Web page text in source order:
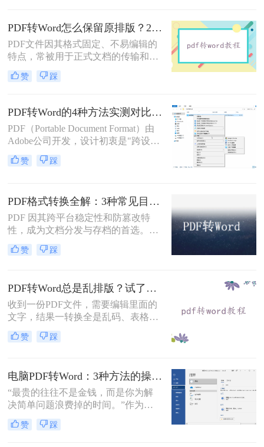
用固定坐标记录每个文字、图形的精
确位置，而Word是流式排版，内容从
上到下流动、自动换行。
PDF转Word怎么保留原排版？2种方法对比：Adobe Acrobat DC与专业转换软件实测
PDF文件因其格式固定、不易编辑的
特点，常被用于正式文档的传输和存
档。然而，当我们需要编辑PDF内容
时，将其转换为Word文档是常见需
乱，影响使用体验。那么pdf转word怎
么保留原排版呢？本文将介绍两种方
法，帮助你在PDF转Word时尽可能保
留原排版。
赞 踩
PDF转Word的4种方法实测对比（附还原度对比表）！
PDF（Portable Document Format）由
Adobe公司开发，设计初衷是"跨设备
一致性呈现"——无论在什么设备上
打开，排版都完全一样。这个优点也
位置，而Word是流式排版，内容从上
到下流动、自动换行。
赞 踩
PDF格式转换全解：3种常见目标格式及对应操作方法！
PDF 因其跨平台稳定性和防篡改特
性，成为文档分发与存档的首选。但
当需要编辑内容、调整格式或提取文
本时，将其转换为可编辑的 Word 文
流转换途径。
赞 踩
PDF转Word总是乱排版？试了好几个办法，这几个真的能用！
收到一份PDF文件，需要编辑里面的
文字，结果一转换全是乱码、表格错
位、图片跑偏——这种糟心事估计不
少人都遇到过。其实pdf怎么转换成
的PDF是什么类型、要转几个文件、
对排版要求高不高。本文就按不同场
景，把我自己实际用过、觉得靠谱的
转、批量处理、以及对排版要求高时
赞 踩
电脑PDF转Word：3种方法的操作步骤和常见报错处理！
“最贵的往往不是金钱，而是你为解
决简单问题浪费掉的时间。”作为专
注电脑办公软件测评多年的博
主，“电脑怎么将pdf转换成word免
赞 踩